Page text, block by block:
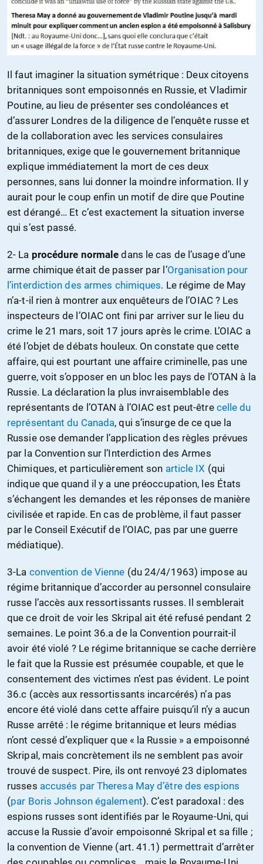
Il faut imaginer la situation symétrique : Deux citoyens
britanniques sont empoisonnés en Russie, et Vladimir
Poutine, au lieu de présenter ses condoléances et
d’assurer Londres de la diligence de l’enquête russe et
de la collaboration avec les services consulaires
britanniques, exige que le gouvernement britannique
explique immédiatement la mort de ces deux
personnes, sans lui donner la moindre information. Il y
aurait pour le coup enfin un motif de dire que Poutine
est dérangé… Et c’est exactement la situation inverse
qui s’est passé.
2- La procédure normale dans le cas de l’usage d’une
arme chimique était de passer par l’Organisation pour
l’interdiction des armes chimiques. Le régime de May
n’a-t-il rien à montrer aux enquêteurs de l’OIAC ? Les
inspecteurs de l’OIAC ont fini par arriver sur le lieu du
crime le 21 mars, soit 17 jours après le crime. L’OIAC a
été l’objet de débats houleux. On constate que cette
affaire, qui est pourtant une affaire criminelle, pas une
guerre, voit s’opposer en un bloc les pays de l’OTAN à la
Russie. La déclaration la plus invraisemblable des
représentants de l’OTAN à l’OIAC est peut-être celle du
représentant du Canada, qui s’insurge de ce que la
Russie ose demander l’application des règles prévues
par la Convention sur l’Interdiction des Armes
Chimiques, et particulièrement son article IX (qui
indique que quand il y a une préoccupation, les États
s’échangent les demandes et les réponses de manière
civilisée et rapide. En cas de problème, il faut passer
par le Conseil Exécutif de l’OIAC, pas par une guerre
médiatique).
3-La convention de Vienne (du 24/4/1963) impose au
régime britannique d’accorder au personnel consulaire
russe l’accès aux ressortissants russes. Il semblerait
que ce droit de voir les Skripal ait été refusé pendant 2
semaines. Le point 36.a de la Convention pourrait-il
avoir été violé ? Le régime britannique se cache derrière
le fait que la Russie est présumée coupable, et que le
consentement des victimes n’est pas évident. Le point
36.c (accès aux ressortissants incarcérés) n’a pas
encore été violé dans cette affaire puisqu’il n’y a aucun
Russe arrêté : le régime britannique et leurs médias
n’ont cessé d’expliquer que « la Russie » a empoisonné
Skripal, mais concrètement ils ne semblent pas avoir
trouvé de suspect. Pire, ils ont renvoyé 23 diplomates
russes accusés par Theresa May d’être des espions
(par Boris Johnson également). C’est paradoxal : des
espions russes sont identifiés par le Royaume-Uni, qui
accuse la Russie d’avoir empoisonné Skripal et sa fille ;
la convention de Vienne (art. 41.1) permettrait d’arrêter